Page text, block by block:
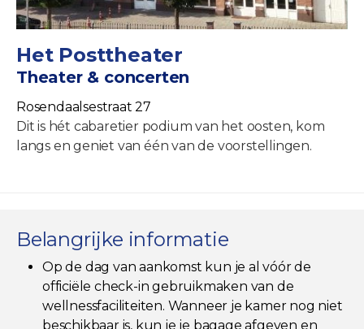
Het Posttheater
Theater & concerten
Rosendaalsestraat 27
Dit is hét cabaretier podium van het oosten, kom
langs en geniet van één van de voorstellingen.
Belangrijke informatie
Op de dag van aankomst kun je al vóór de
officiële check-in gebruikmaken van de
wellnessfaciliteiten. Wanneer je kamer nog niet
beschikbaar is, kun je je bagage afgeven en